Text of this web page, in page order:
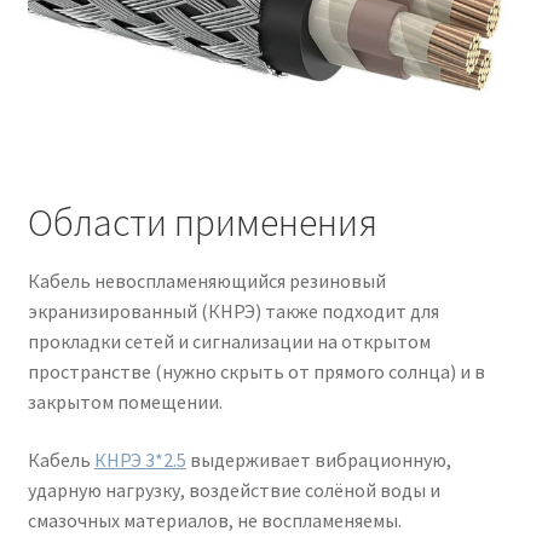
Области применения
Кабель невоспламеняющийся резиновый
экранизированный (КНРЭ) также подходит для
прокладки сетей и сигнализации на открытом
пространстве (нужно скрыть от прямого солнца) и в
закрытом помещении.
Кабель КНРЭ 3*2.5 выдерживает вибрационную,
ударную нагрузку, воздействие солёной воды и
смазочных материалов, не воспламеняемы.